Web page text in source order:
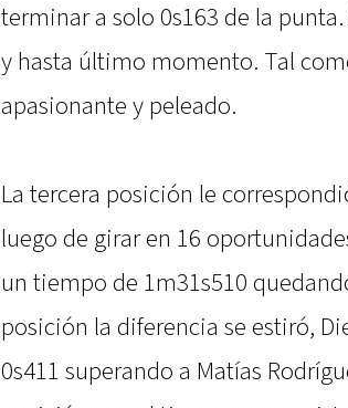
terminar a solo 0s163 de la
y hasta último momento. Tal
apasionante y peleado.
La tercera posición le
luego de girar en 16
un tiempo de 1m31s510
posición la diferencia se estiró,
0s411 superando a Matías